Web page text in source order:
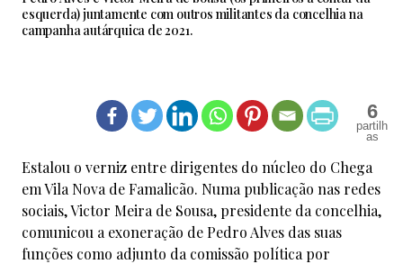
esquerda) juntamente com outros militantes da concelhia na
campanha autárquica de 2021.
6
Estalou o verniz entre dirigentes do núcleo do Chega
em Vila Nova de Famalicão. Numa publicação nas redes
sociais, Victor Meira de Sousa, presidente da concelhia,
comunicou a exoneração de Pedro Alves das suas
funções como adjunto da comissão política por